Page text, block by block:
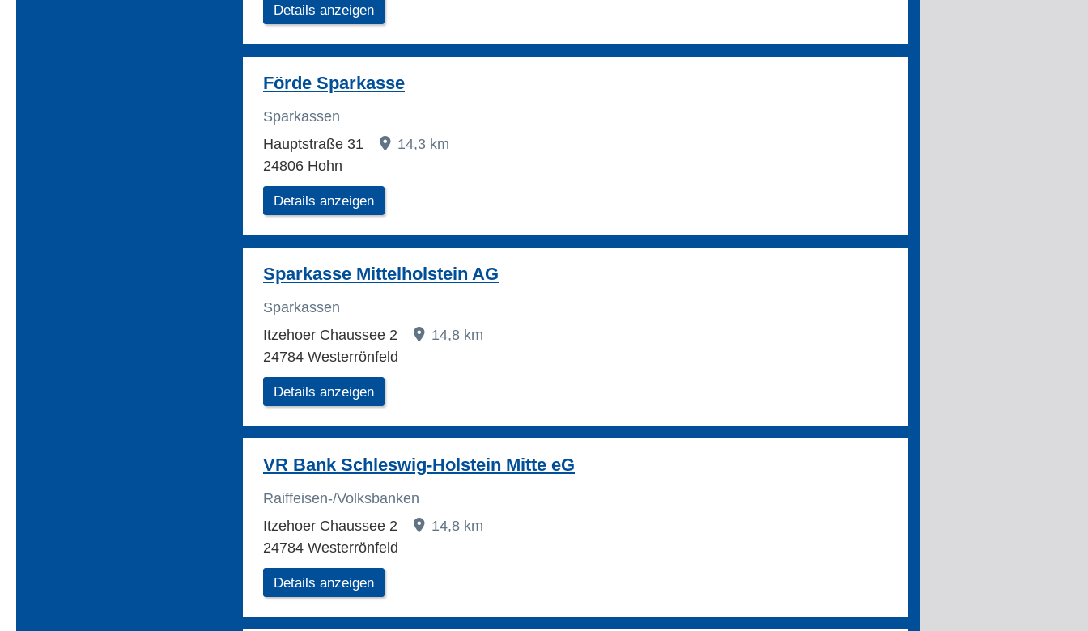
Details anzeigen
Förde Sparkasse
Sparkassen
Hauptstraße 31
14,3 km
24806 Hohn
Details anzeigen
Sparkasse Mittelholstein AG
Sparkassen
Itzehoer Chaussee 2
14,8 km
24784 Westerrönfeld
Details anzeigen
VR Bank Schleswig-Holstein Mitte eG
Raiffeisen-/Volksbanken
Itzehoer Chaussee 2
14,8 km
24784 Westerrönfeld
Details anzeigen